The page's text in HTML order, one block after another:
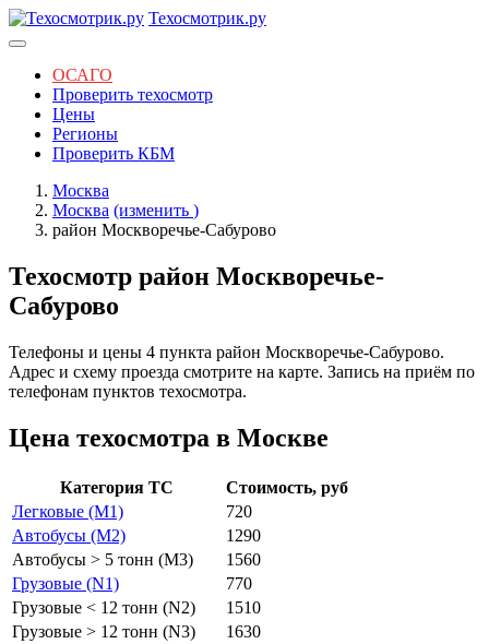
Техосмотрик.ру
ОСАГО
Проверить техосмотр
Цены
Регионы
Проверить КБМ
Москва
Москва (изменить )
район Москворечье-Сабурово
Техосмотр район Москворечье-
Сабурово
Телефоны и цены 4 пункта район Москворечье-Сабурово.
Адрес и схему проезда смотрите на карте. Запись на приём по
телефонам пунктов техосмотра.
Цена техосмотра в Москве
Категория ТС
Стоимость, руб
Легковые (M1)
720
Автобусы (M2)
1290
Автобусы > 5 тонн (M3)
1560
Грузовые (N1)
770
Грузовые < 12 тонн (N2)
1510
Грузовые > 12 тонн (N3)
1630